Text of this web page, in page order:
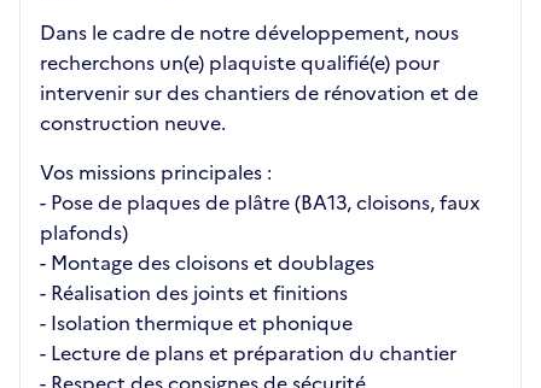
Dans le cadre de notre développement, nous
recherchons un(e) plaquiste qualifié(e) pour
intervenir sur des chantiers de rénovation et de
construction neuve.
Vos missions principales :
- Pose de plaques de plâtre (BA13, cloisons, faux
plafonds)
- Montage des cloisons et doublages
- Réalisation des joints et finitions
- Isolation thermique et phonique
- Lecture de plans et préparation du chantier